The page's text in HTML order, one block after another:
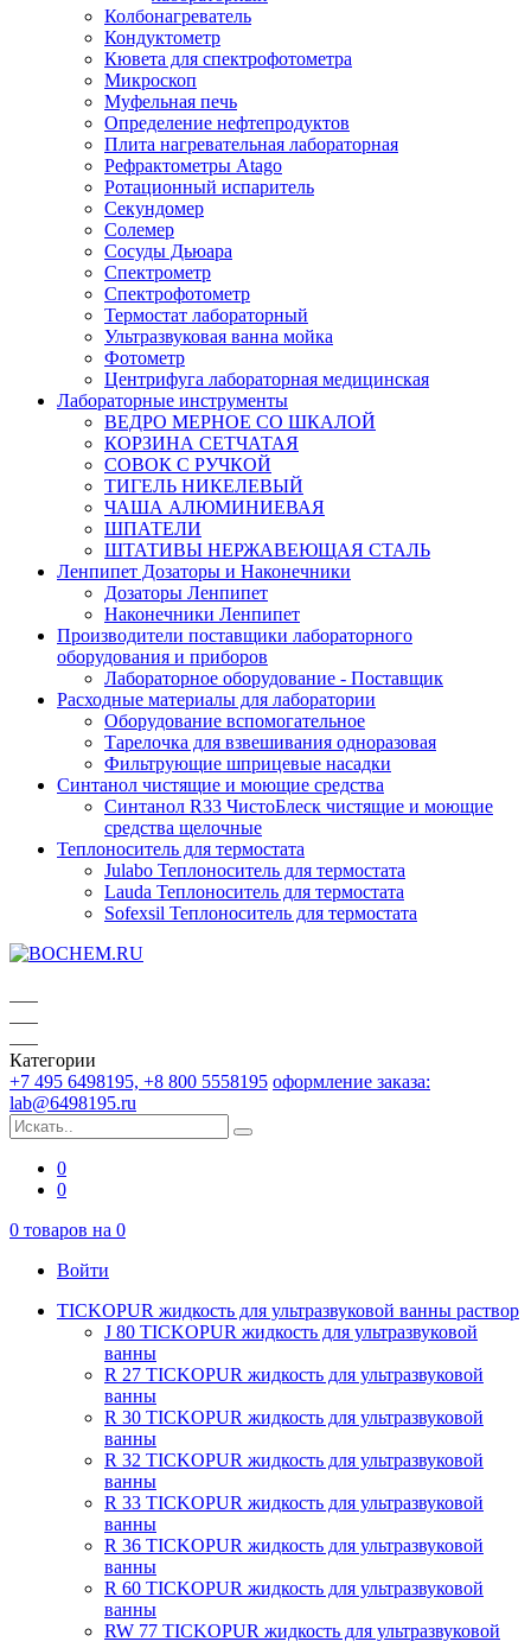
Колбонагреватель
Кондуктометр
Кювета для спектрофотометра
Микроскоп
Муфельная печь
Определение нефтепродуктов
Плита нагревательная лабораторная
Рефрактометры Atago
Ротационный испаритель
Секундомер
Солемер
Сосуды Дьюара
Спектрометр
Спектрофотометр
Термостат лабораторный
Ультразвуковая ванна мойка
Фотометр
Центрифуга лабораторная медицинская
Лабораторные инструменты
ВЕДРО МЕРНОЕ СО ШКАЛОЙ
КОРЗИНА СЕТЧАТАЯ
СОВОК С РУЧКОЙ
ТИГЕЛЬ НИКЕЛЕВЫЙ
ЧАША АЛЮМИНИЕВАЯ
ШПАТЕЛИ
ШТАТИВЫ НЕРЖАВЕЮЩАЯ СТАЛЬ
Ленпипет Дозаторы и Наконечники
Дозаторы Ленпипет
Наконечники Ленпипет
Производители поставщики лабораторного
оборудования и приборов
Лабораторное оборудование - Поставщик
Расходные материалы для лаборатории
Оборудование вспомогательное
Тарелочка для взвешивания одноразовая
Фильтрующие шприцевые насадки
Синтанол чистящие и моющие средства
Синтанол R33 ЧистоБлеск чистящие и моющие
средства щелочные
Теплоноситель для термостата
Julabo Теплоноситель для термостата
Lauda Теплоноситель для термостата
Sofexsil Теплоноситель для термостата
Категории
+7 495 6498195, +8 800 5558195 оформление заказа:
lab@6498195.ru
0
0
0 товаров на 0
Войти
TICKOPUR жидкость для ультразвуковой ванны раствор
J 80 TICKOPUR жидкость для ультразвуковой
ванны
R 27 TICKOPUR жидкость для ультразвуковой
ванны
R 30 TICKOPUR жидкость для ультразвуковой
ванны
R 32 TICKOPUR жидкость для ультразвуковой
ванны
R 33 TICKOPUR жидкость для ультразвуковой
ванны
R 36 TICKOPUR жидкость для ультразвуковой
ванны
R 60 TICKOPUR жидкость для ультразвуковой
ванны
RW 77 TICKOPUR жидкость для ультразвуковой